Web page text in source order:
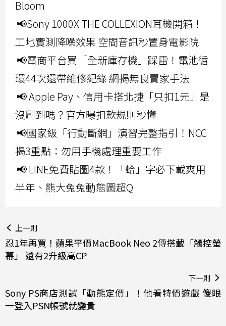
Bloom
📢Sony 1000X THE COLLEXION耳機開箱！
工地實測降噪效果 空間音訊秒置身電影院
📢電商平台買「全新庫存機」踩雷！電池循
環44次還帶維修紀錄 網揭無良賣家手法
📢 Apple Pay、信用卡搭北捷「只扣1元」是
沒刷到嗎？官方曝扣款規則秒懂
📢國家級「行動斷網」演習完整指引！NCC
揭3重點：勿用手機處理重要工作
📢 LINE免費貼圖4款！「蛤」字必下載爽用
半年、熊大兔兔動態圖超Q
上一則
忍1年再買！蘋果平價MacBook Neo 2傳搭載「觸控螢
幕」 還有2升級高CP
下一則
Sony PS商店測試「動態定價」！他看特價遊戲 傻眼
一登入PSN帳號就變貴